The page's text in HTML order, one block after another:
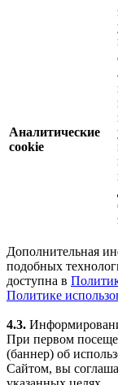
Аналитические
cookie
Дополнительная
подобных
доступна в
Политике
4.3.
При первом
(баннер) об
Сайтом, вы